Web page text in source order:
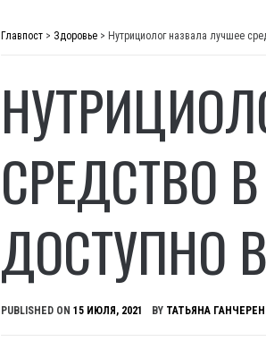
Главпост > Здоровье > Нутрициолог назвала лучшее
СРЕДСТВО
ДОСТУПНО
PUBLISHED ON 15 ИЮЛЯ, 2021 BY ТАТЬЯНА